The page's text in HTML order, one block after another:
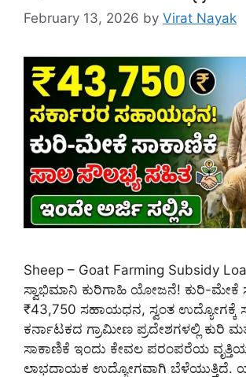
February 13, 2026 by Virat Nayak
Sheep – Goat Farming Subsidy
ಸ್ವಾಭಿಮಾನಿ ಕುರಿಗಾಹಿ ಯೋಜನೆ! ಕುರಿ-ಮೇಕೆ
₹43,750 ಸಹಾಯಧನ, ಸ್ವಂತ ಉದ್ಯೋಗಕ್ಕೆ
ಕರ್ನಾಟಕದ ಗ್ರಾಮೀಣ ಪ್ರದೇಶಗಳಲ್ಲಿ ಕುರಿ
ಸಾಕಾಣಿಕೆ ಇಂದು ಕೇವಲ ಪರಂಪರೆಯ
ಲಾಭದಾಯಕ ಉದ್ಯೋಗವಾಗಿ ಬೆಳೆಯುತ್ತಿದೆ.